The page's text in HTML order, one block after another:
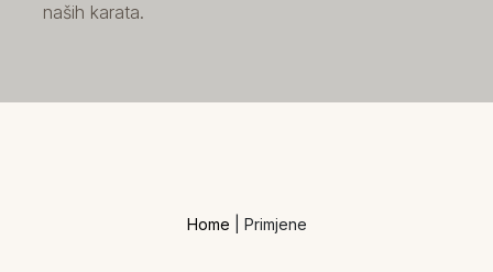
naših karata.
Home Primjene